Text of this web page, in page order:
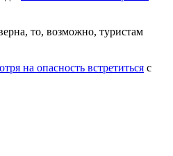
то, возможно, туристам
на опасность встретиться с